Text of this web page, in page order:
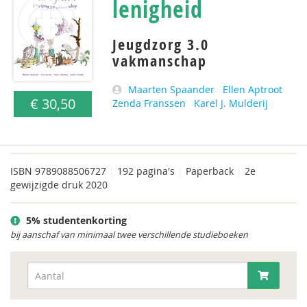
€ 30,50
lenigheid
Jeugdzorg 3.0
vakmanschap
Maarten Spaander
Ellen Aptroot
Zenda Franssen
Karel J. Mulderij
ISBN 9789088506727 192 pagina's Paperback
2e
gewijzigde druk 2020
5% studentenkorting
bij aanschaf van minimaal twee verschillende studieboeken